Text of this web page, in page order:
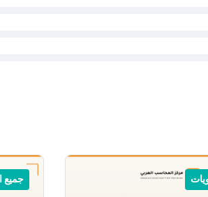
جميع